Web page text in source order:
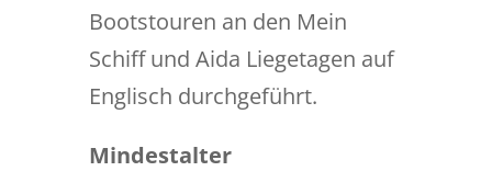
Bootstouren an den Mein
Schiff und Aida Liegetagen auf
Englisch durchgeführt.
Mindestalter